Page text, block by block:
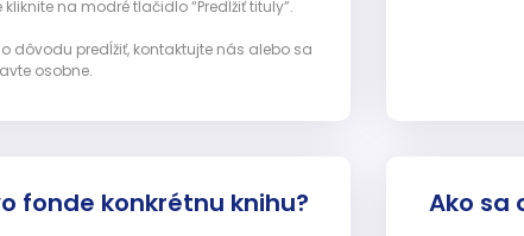
na modré tlačidlo “Predĺžiť tituly”.
dôvodu predĺžiť, kontaktujte nás alebo sa
osobne.
fonde konkrétnu knihu? Ako sa